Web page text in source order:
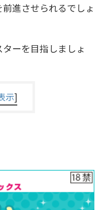
進させられるでしょ
ーを目指しましょ
示]